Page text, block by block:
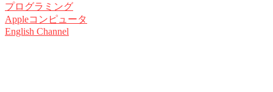
プログラミング
Appleコンピュータ
English Channel